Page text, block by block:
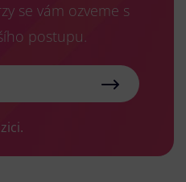
se vám ozveme s
postupu.